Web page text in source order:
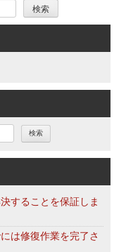
することを保証しま
は修復作業を完了さ